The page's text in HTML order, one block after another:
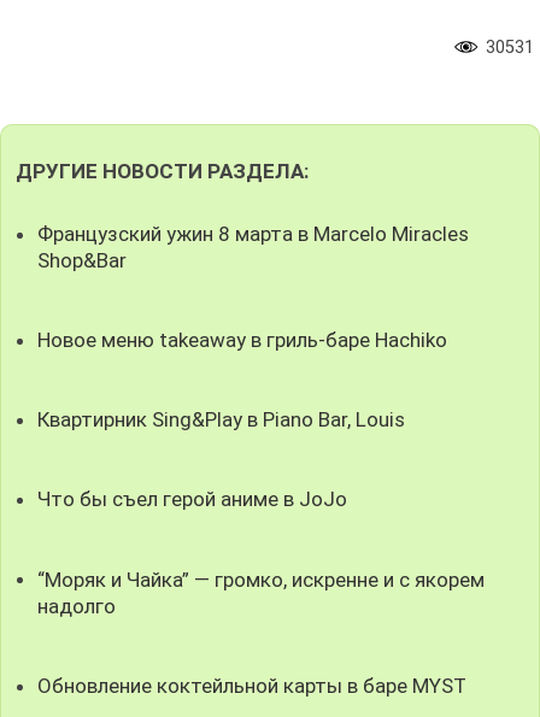
30531
ДРУГИЕ НОВОСТИ РАЗДЕЛА:
Французский ужин 8 марта в Marcelo Miracles
Shop&Bar
Новое меню takeaway в гриль-баре Hachiko
Квартирник Sing&Play в Piano Bar, Louis
Что бы съел герой аниме в JoJo
“Моряк и Чайка” — громко, искренне и с якорем
надолго
Обновление коктейльной карты в баре MYST